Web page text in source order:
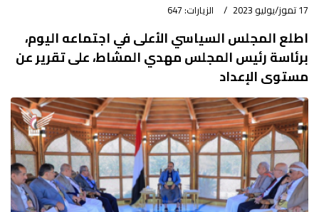
17 تموز/يوليو 2023 الزيارات: 647
اطلع المجلس السياسي الأعلى في اجتماعه اليوم،
برئاسة رئيس المجلس مهدي المشاط، على تقرير عن
مستوى الإعداد